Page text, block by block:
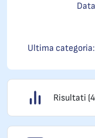
Ultima categoria:
Risultati